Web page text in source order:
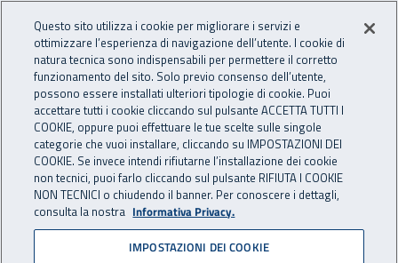
INAIL - Istituto Nazionale
Apri cerca
Navigazione principale
Navigazione - Ti trovi in:
Home Istituto Relazioni internazionali Partnership
Sculpt
Group
Sculpt Group
Questo sito utilizza i cookie per migliorare i servizi e
ottimizzare l’esperienza di navigazione dell’utente. I cookie di
natura tecnica sono indispensabili per permettere il corretto
funzionamento del sito. Solo previo consenso dell’utente,
possono essere installati ulteriori tipologie di cookie. Puoi
accettare tutti i cookie cliccando sul pulsante ACCETTA TUTTI I
COOKIE, oppure puoi effettuare le tue scelte sulle singole
categorie che vuoi installare, cliccando su IMPOSTAZIONI DEI
COOKIE. Se invece intendi rifiutarne l’installazione dei cookie
non tecnici, puoi farlo cliccando sul pulsante RIFIUTA I COOKIE
NON TECNICI o chiudendo il banner. Per conoscere i dettagli,
consulta la nostra Informativa Privacy.
IMPOSTAZIONI DEI COOKIE